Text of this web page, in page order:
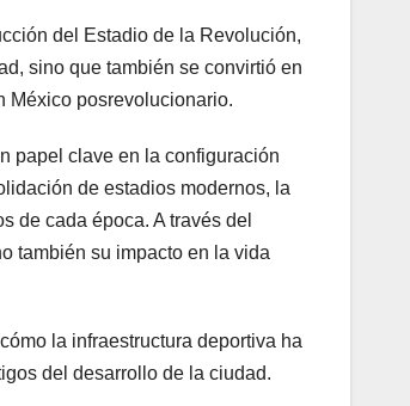
del Estadio de la Revolución,
sino que también se convirtió en
México posrevolucionario.
papel clave en la configuración
de estadios modernos, la
de cada época. A través del
también su impacto en la vida
la infraestructura deportiva ha
del desarrollo de la ciudad.